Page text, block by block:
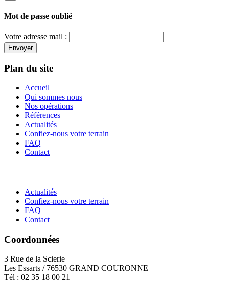
Mot de passe oublié
Votre adresse mail :
Envoyer
Plan du site
Accueil
Qui sommes nous
Nos opérations
Références
Actualités
Confiez-nous votre terrain
FAQ
Contact
Actualités
Confiez-nous votre terrain
FAQ
Contact
Coordonnées
3 Rue de la Scierie
Les Essarts / 76530 GRAND COURONNE
Tél : 02 35 18 00 21